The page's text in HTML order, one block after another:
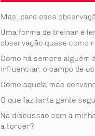
Mas, para essa
Uma forma de treinar é
observação quase como
Como há sempre
influenciar, o campo de
Como aquela mãe
O que faz tanta gente
Na discussão com a
a torcer?